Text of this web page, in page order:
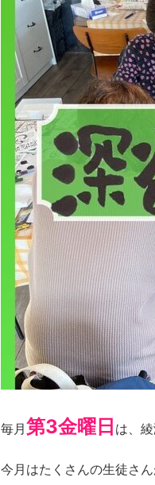
毎月第3金曜日 は、
今月はたくさんの生徒さ